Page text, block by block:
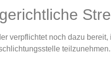
verpflichtet noch dazu
teilzunehmen.